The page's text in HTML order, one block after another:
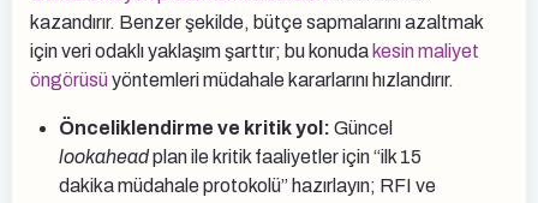
kazandırır. Benzer şekilde, bütçe sapmalarını azaltmak
için veri odaklı yaklaşım şarttır; bu konuda kesin maliyet
öngörüsüyöntemleri müdahale kararlarını hızlandırır.
Önceliklendirme ve kritik yol: Güncel
lookaheadplan ile kritik faaliyetler için “ilk 15
dakika müdahale protokolü” hazırlayın; RFI ve